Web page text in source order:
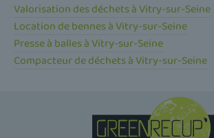
Valorisation des déchets à Vitry-sur-Seine
Location de bennes à Vitry-sur-Seine
Presse à balles à Vitry-sur-Seine
Compacteur de déchets à Vitry-sur-Seine